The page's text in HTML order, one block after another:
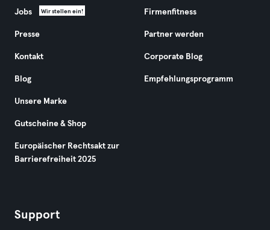
Jobs Wir stellen ein!
Presse
Kontakt
Blog
Unsere Marke
Gutscheine & Shop
Europäischer Rechtsakt zur
Barrierefreiheit 2025
Firmenfitness
Partner werden
Corporate Blog
Empfehlungsprogramm
Support